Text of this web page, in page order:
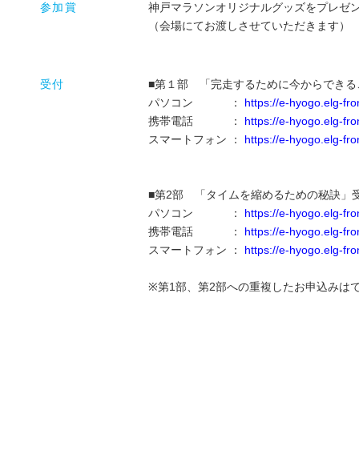
参加賞
神戸マラソンオリジナルグッズをプレゼ
（会場にてお渡しさせていただきます）
受付
■第１部 「完走するために今からできる
パソコン ： https://e-hyogo.elg-
携帯電話 ： https://e-hyogo.elg-
スマートフォン ： https://e-hyogo.elg-
■第2部 「タイムを縮めるための秘訣」
パソコン ： https://e-hyogo.elg-
携帯電話 ： https://e-hyogo.elg-
スマートフォン ： https://e-hyogo.elg-
※第1部、第2部への重複したお申込みは